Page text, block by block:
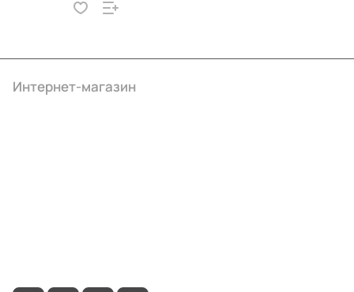
Интернет-магазин